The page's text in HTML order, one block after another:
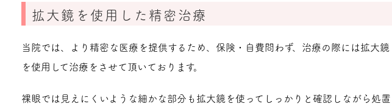
拡大鏡を使用した精密治療
当院では、より精密な医療を提供するため、保険・自費問わず、治療の際には拡大鏡
を使用して治療をさせて頂いております。
裸眼では見えにくいような細かな部分も拡大鏡を使ってしっかりと確認しながら処置